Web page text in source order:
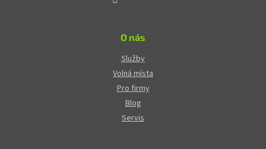
O nás
Služby
Volná místa
Pro firmy
Blog
Servis